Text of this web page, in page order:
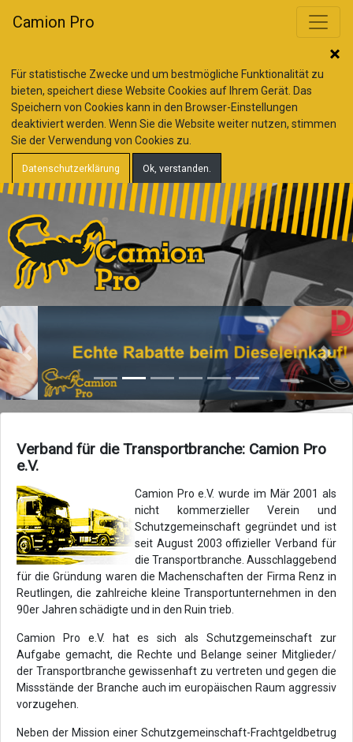
Für statistische Zwecke und um bestmögliche Funktionalität zu
bieten, speichert diese Website Cookies auf Ihrem Gerät. Das
Speichern von Cookies kann in den Browser-Einstellungen
deaktiviert werden. Wenn Sie die Website weiter nutzen, stimmen
Sie der Verwendung von Cookies zu.
Datenschutzerklärung Ok, verstanden.
Camion Pro
Zurück Vor
Verband für die Transportbranche: Camion Pro
e.V.
Camion Pro e.V. wurde im Mär 2001 als
nicht kommerzieller Verein und
Schutzgemeinschaft gegründet und ist
seit August 2003 offizieller Verband für
die Transportbranche. Ausschlaggebend
für die Gründung waren die Machenschaften der Firma Renz in
Reutlingen, die zahlreiche kleine Transportunternehmen in den
90er Jahren schädigte und in den Ruin trieb.
Camion Pro e.V. hat es sich als Schutzgemeinschaft zur
Aufgabe gemacht, die Rechte und Belange seiner Mitglieder/
der Transportbranche gewissenhaft zu vertreten und gegen die
Missstände der Branche auch im europäischen Raum aggressiv
vorzugehen.
Neben der Mission einer Schutzgemeinschaft-Frachtgeldbetrug